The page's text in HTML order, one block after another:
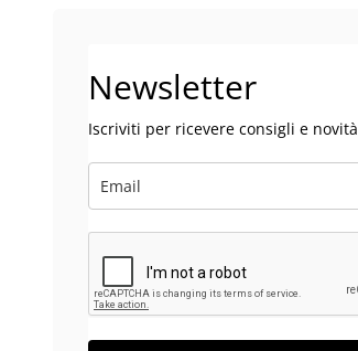
Newsletter
Iscriviti per ricevere consigli e novità